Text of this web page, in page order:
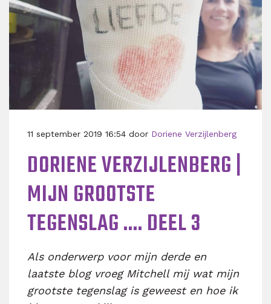
11 september 2019 16:54 door Doriene Verzijlenberg
DORIENE VERZIJLENBERG |
MIJN GROOTSTE
TEGENSLAG .... DEEL 3
Als onderwerp voor mijn derde en
laatste blog vroeg Mitchell mij wat mijn
grootste tegenslag is geweest en hoe ik